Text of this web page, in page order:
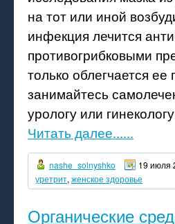
на тот или иной
инфекция лечится
противогрибковыми
только облегчается
занимайтесь
урологу или
Читать далее......
nashe_solnyshko 19 июля
уретрит, женское здоровье
Органические